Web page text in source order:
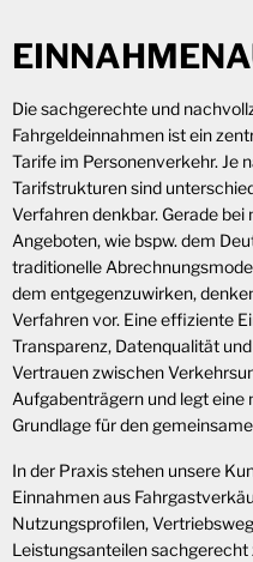
Die sachgerechte und
Fahrgeldeinnahmen ist ein
Tarife im Personenverkehr. Je
Tarifstrukturen sind
Verfahren denkbar. Gerade
Angeboten, wie bspw. dem
traditionelle
dem entgegenzuwirken,
Verfahren vor. Eine effiziente
Transparenz, Datenqualität
Vertrauen zwischen
Aufgabenträgern und legt
Grundlage für den
In der Praxis stehen unsere
Einnahmen aus
Nutzungsprofilen,
Leistungsanteilen